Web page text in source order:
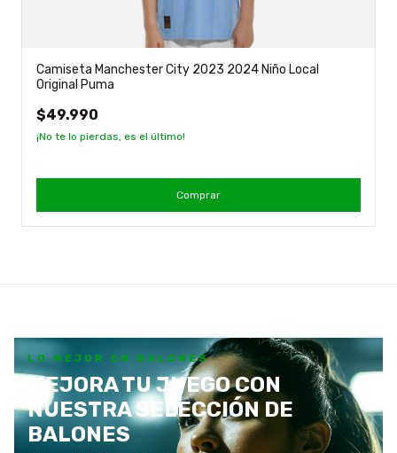
Camiseta Manchester City 2023 2024 Niño Local
Original Puma
$49.990
¡No te lo pierdas, es el último!
Comprar
LO MEJOR EN BALONES
MEJORA TU JUEGO CON
NUESTRA SELECCIÓN DE
BALONES